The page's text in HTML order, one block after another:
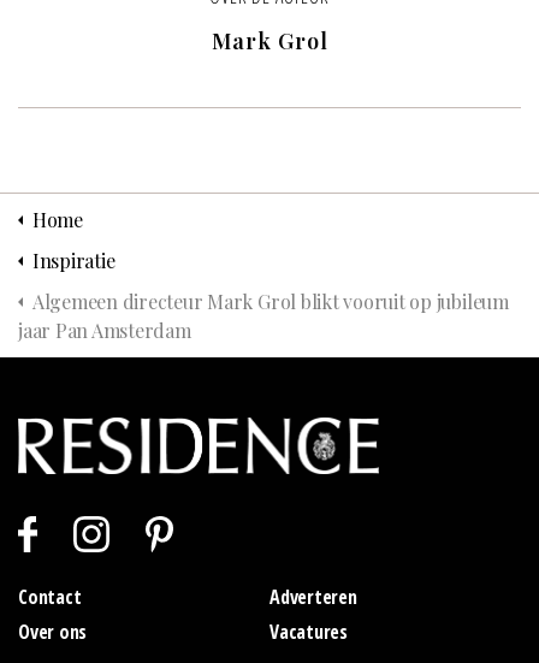
Mark Grol
Home
Inspiratie
Algemeen directeur Mark Grol blikt vooruit op jubileum
jaar Pan Amsterdam
Contact
Adverteren
Over ons
Vacatures